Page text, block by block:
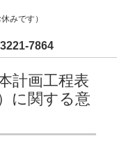
みです）
7864
計画工程表
に関する意